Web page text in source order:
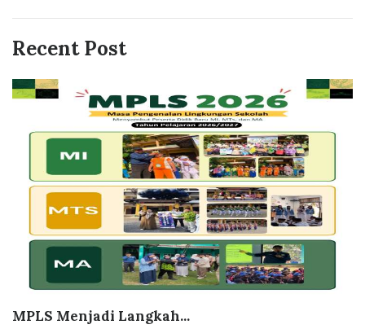
Recent Post
MPLS Menjadi Langkah...